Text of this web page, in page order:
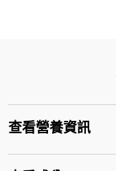
查看營養資訊